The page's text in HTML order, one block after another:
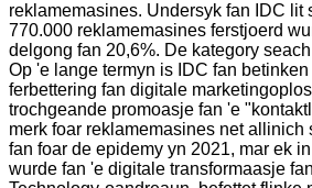
reklamemasines. Undersyk fan IDC lit
770.000 reklamemasines ferstjoerd
delgong fan 20,6%. De kategory
Op 'e lange termyn is IDC fan
ferbettering fan digitale
trochgeande promoasje fan 'e
merk foar reklamemasines net
fan foar de epidemy yn 2021, mar ek
wurde fan 'e digitale transformaasje